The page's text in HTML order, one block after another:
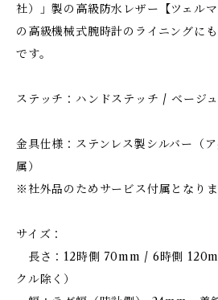
社）」製の高級防水レザー【ツェル
の高級機械式腕時計のライニングに
です。
ステッチ：ハンドステッチ / ベージュ
金具仕様：ステンレス製シルバー（
属）
※社外品のためサービス付属となりま
サイズ：
長さ：12時側 70mm / 6時側
クル除く）